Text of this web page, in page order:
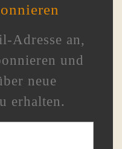
Adresse an,
und
neue
erhalten.